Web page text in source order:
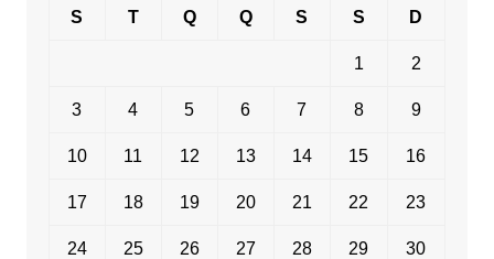
S T Q Q S S D
1 2
3 4 5 6 7 8 9
10 11 12 13 14 15 16
17 18 19 20 21 22 23
24 25 26 27 28 29 30